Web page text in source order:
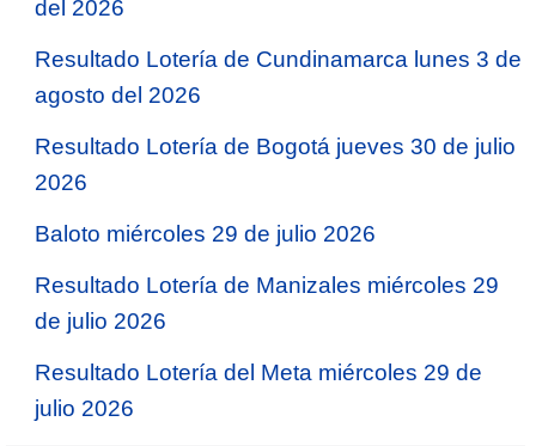
del 2026
Resultado Lotería de Cundinamarca lunes 3 de
agosto del 2026
Resultado Lotería de Bogotá jueves 30 de julio
2026
Baloto miércoles 29 de julio 2026
Resultado Lotería de Manizales miércoles 29
de julio 2026
Resultado Lotería del Meta miércoles 29 de
julio 2026